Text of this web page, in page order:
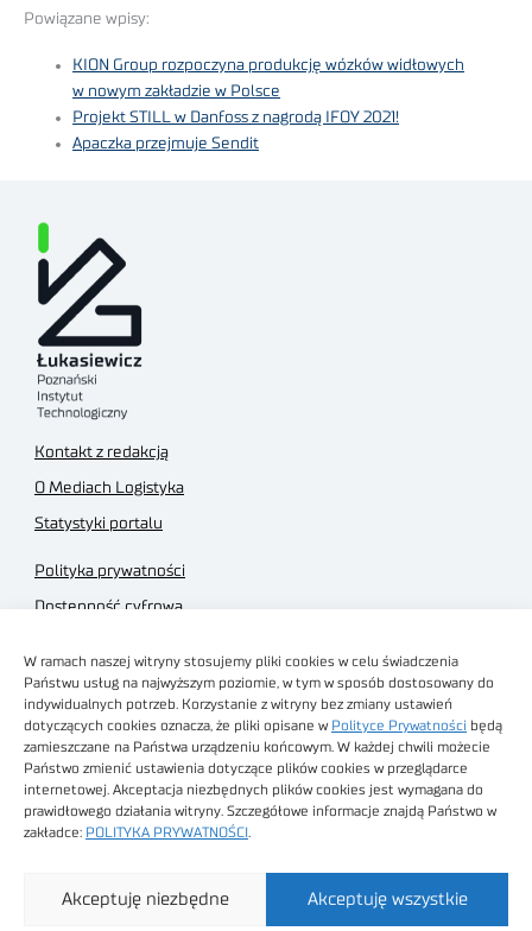
W ramach naszej witryny stosujemy pliki cookies w celu świadczenia
Państwu usług na najwyższym poziomie, w tym w sposób dostosowany do
indywidualnych potrzeb. Korzystanie z witryny bez zmiany ustawień
dotyczących cookies oznacza, że pliki opisane w Polityce Prywatności będą
zamieszczane na Państwa urządzeniu końcowym. W każdej chwili możecie
Państwo zmienić ustawienia dotyczące plików cookies w przeglądarce
internetowej. Akceptacja niezbędnych plików cookies jest wymagana do
prawidłowego działania witryny. Szczegółowe informacje znajdą Państwo w
zakładce: POLITYKA PRYWATNOŚCI
Akceptuję wszystkie
Akceptuję niezbędne
Powiązane wpisy:
KION Group rozpoczyna produkcję wózków widłowych
w nowym zakładzie w Polsce
Projekt STILL w Danfoss z nagrodą IFOY 2021!
Apaczka przejmuje Sendit
Kontakt z redakcją
O Mediach Logistyka
Statystyki portalu
Polityka prywatności
Dostępność cyfrowa
Regulamin sklepu
Obrazy stockowe
autorstwa
Technologiczny